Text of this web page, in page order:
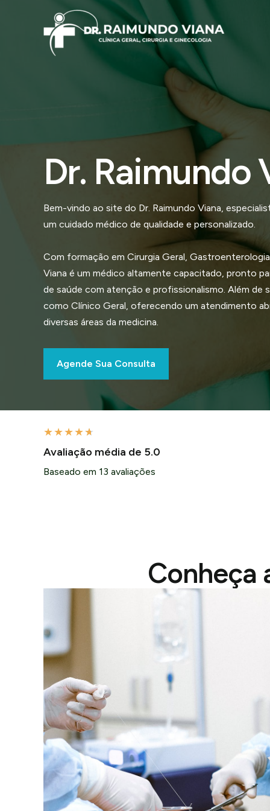
Dr. Raimundo
Bem-vindo ao site do Dr. Raimundo Viana,
um cuidado médico de qualidade e personalizado.
Com formação em Cirurgia Geral,
Viana é um médico altamente capacitado, pronto
de saúde com atenção e profissionalismo. Além de
como Clínico Geral, oferecendo um atendimento
diversas áreas da medicina.
Agende Sua Consulta
★★★★★
Avaliação média de 5.0
Baseado em 13 avaliações
Conheça